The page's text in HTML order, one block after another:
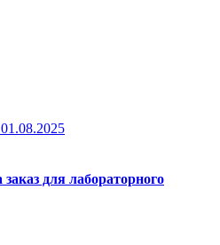
01.08.2025
для лабораторного